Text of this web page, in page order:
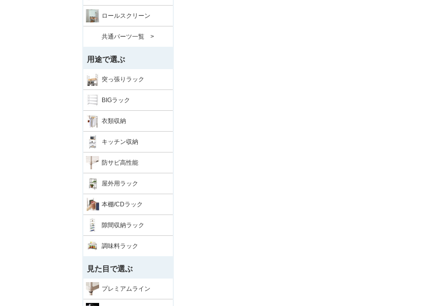
ロールスクリーン
共通パーツ一覧 >
用途で選ぶ
突っ張りラック
BIGラック
衣類収納
キッチン収納
防サビ高性能
屋外用ラック
本棚/CDラック
隙間収納ラック
調味料ラック
見た目で選ぶ
プレミアムライン